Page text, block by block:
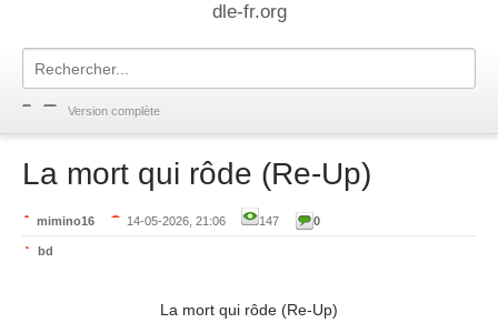
dle-fr.org
Version complète
La mort qui rôde (Re-Up)
mimino16 14-05-2026, 21:06 147 0
bd
La mort qui rôde (Re-Up)